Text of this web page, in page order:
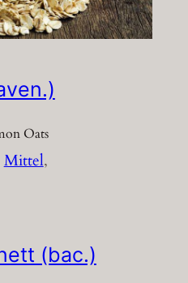
Oats
Mittel
(bac.)